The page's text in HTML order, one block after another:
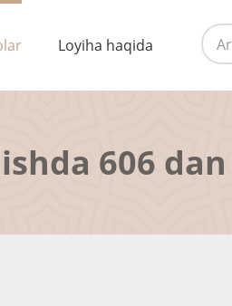
Loyiha haqida
606